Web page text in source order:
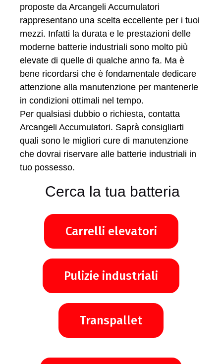
proposte da Arcangeli Accumulatori
rappresentano una scelta eccellente per i tuoi
mezzi. Infatti la durata e le prestazioni delle
moderne batterie industriali sono molto più
elevate di quelle di qualche anno fa. Ma è
bene ricordarsi che è fondamentale dedicare
attenzione alla manutenzione per mantenerle
in condizioni ottimali nel tempo.
Per qualsiasi dubbio o richiesta, contatta
Arcangeli Accumulatori. Saprà consigliarti
quali sono le migliori cure di manutenzione
che dovrai riservare alle batterie industriali in
tuo possesso.
Cerca la tua batteria
Carrelli elevatori
Pulizie industriali
Transpallet